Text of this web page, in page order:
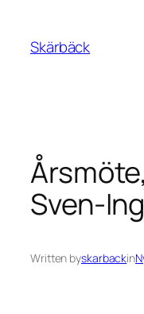
content
Skärbäck
Sven-
Written byskarbackin